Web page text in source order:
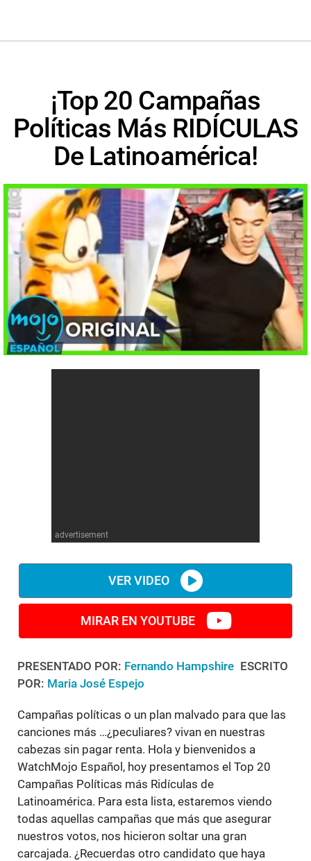
¡Top 20 Campañas
Políticas Más RIDÍCULAS
De Latinoamérica!
advertisement
VER VIDEO
MIRAR EN YOUTUBE
PRESENTADO POR: Fernando Hampshire ESCRITO
POR: Maria José Espejo
Campañas políticas o un plan malvado para que las
canciones más …¿peculiares? vivan en nuestras
cabezas sin pagar renta. Hola y bienvenidos a
WatchMojo Español, hoy presentamos el Top 20
Campañas Políticas más Ridículas de
Latinoamérica. Para esta lista, estaremos viendo
todas aquellas campañas que más que asegurar
nuestros votos, nos hicieron soltar una gran
carcajada. ¿Recuerdas otro candidato que haya